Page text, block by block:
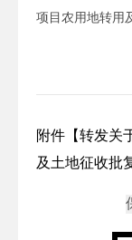
项目农用地转用
附件【转发关
及土地征收批